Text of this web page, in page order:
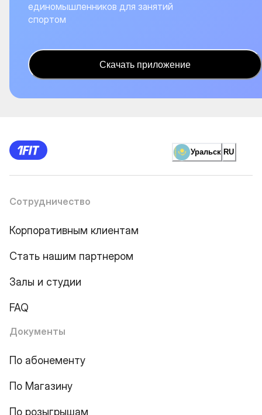
единомышленников для занятий
спортом
Скачать приложение
Уральск RU
Сотрудничество
Корпоративным клиентам
Стать нашим партнером
Залы и студии
FAQ
Документы
По абонементу
По Магазину
По розыгрышам